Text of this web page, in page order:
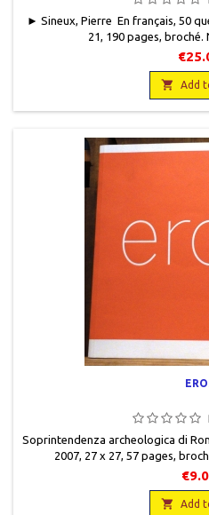
► Sineux, Pierre En français, 50
21, 190 pages, broché.
 Add
Soprintendenza archeologica di
2007, 27 x 27, 57 pages,
 Add